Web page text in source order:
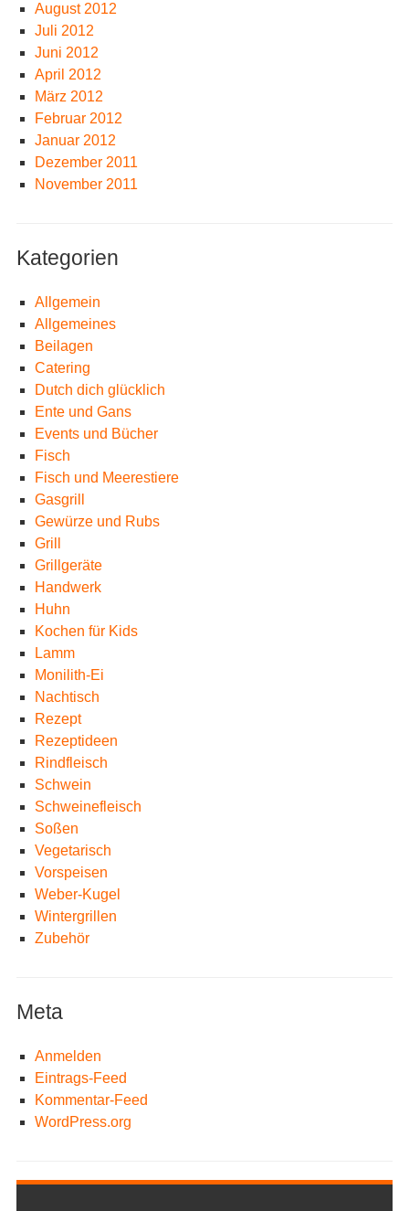
August 2012
Juli 2012
Juni 2012
April 2012
März 2012
Februar 2012
Januar 2012
Dezember 2011
November 2011
Kategorien
Allgemein
Allgemeines
Beilagen
Catering
Dutch dich glücklich
Ente und Gans
Events und Bücher
Fisch
Fisch und Meerestiere
Gasgrill
Gewürze und Rubs
Grill
Grillgeräte
Handwerk
Huhn
Kochen für Kids
Lamm
Monilith-Ei
Nachtisch
Rezept
Rezeptideen
Rindfleisch
Schwein
Schweinefleisch
Soßen
Vegetarisch
Vorspeisen
Weber-Kugel
Wintergrillen
Zubehör
Meta
Anmelden
Eintrags-Feed
Kommentar-Feed
WordPress.org